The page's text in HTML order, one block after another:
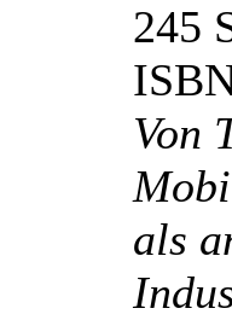
245
Von
als